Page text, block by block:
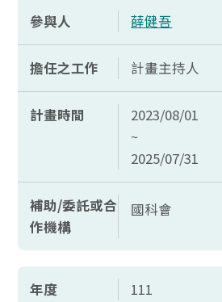
參與人 薛健吾
擔任之工作 計畫主持人
計畫時間
2023/08/01
~
2025/07/31
補助/委託或合
作機構
國科會
年度 111